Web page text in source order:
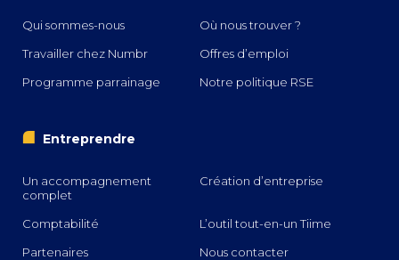
Qui sommes-nous
Où nous trouver ?
Travailler chez Numbr
Offres d’emploi
Programme parrainage
Notre politique RSE
i Entreprendre
Un accompagnement
complet
Création d’entreprise
Comptabilité
L’outil tout-en-un Tiime
Partenaires
Nous contacter